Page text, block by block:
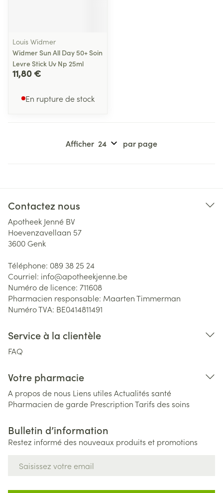
Louis Widmer
Widmer Sun All Day 50+ Soin
Levre Stick Uv Np 25ml
11,80 €
En rupture de stock
Afficher par page
Contactez nous
Apotheek Jenné BV
Hoevenzavellaan 57
3600 Genk
Téléphone: 089 38 25 24
Courriel: info@apotheekjenne.be
Numéro de licence: 711608
Pharmacien responsable: Maarten Timmerman
Numéro TVA: BE0414811491
Service à la clientèle
FAQ
Votre pharmacie
A propos de nous Liens utiles Actualités santé
Pharmacien de garde PrescriptionTarifs des soins
Bulletin d’information
Restez informé des nouveaux produits et promotions